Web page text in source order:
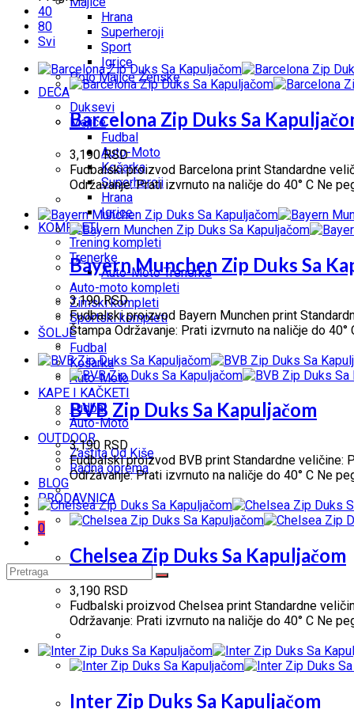
Hrana
Superheroji
Sport
Igrice
Polo Majice Ženske
DECA
Duksevi
Majice
Fudbal
Auto-Moto
Košarka
Superheroji
Hrana
Igrice
KOMPLETI
Trening kompleti
Trenerke
Auto-Moto Trenerke
Auto-moto kompleti
Zimski kompleti
Sportski kompleti
ŠOLJE
Fudbal
Košarka
Auto-Moto
KAPE I KAČKETI
Fudbal
Auto-Moto
OUTDOOR
Zaštita Od Kiše
Radna oprema
BLOG
PRODAVNICA
0
40
80
Svi
Barcelona Zip Duks Sa
3,190RSD
Fudbalski proizvod Barcelona print Standardne
Održavanje: Prati izvrnuto na naličje do 40° C Ne
Bayern Munchen Zip Duks Sa
3,190RSD
Fudbalski proizvod Bayern Munchen print
Štampa Održavanje: Prati izvrnuto na naličje do
BVB Zip Duks Sa Kapuljačom
3,190 RSD
Fudbalski proizvod BVB print Standardne veličine:
Održavanje: Prati izvrnuto na naličje do 40° C Ne
Chelsea Zip Duks Sa Kapuljačom
3,190 RSD
Fudbalski proizvod Chelsea print Standardne
Održavanje: Prati izvrnuto na naličje do 40° C Ne
Inter Zip Duks Sa Kapuljačom